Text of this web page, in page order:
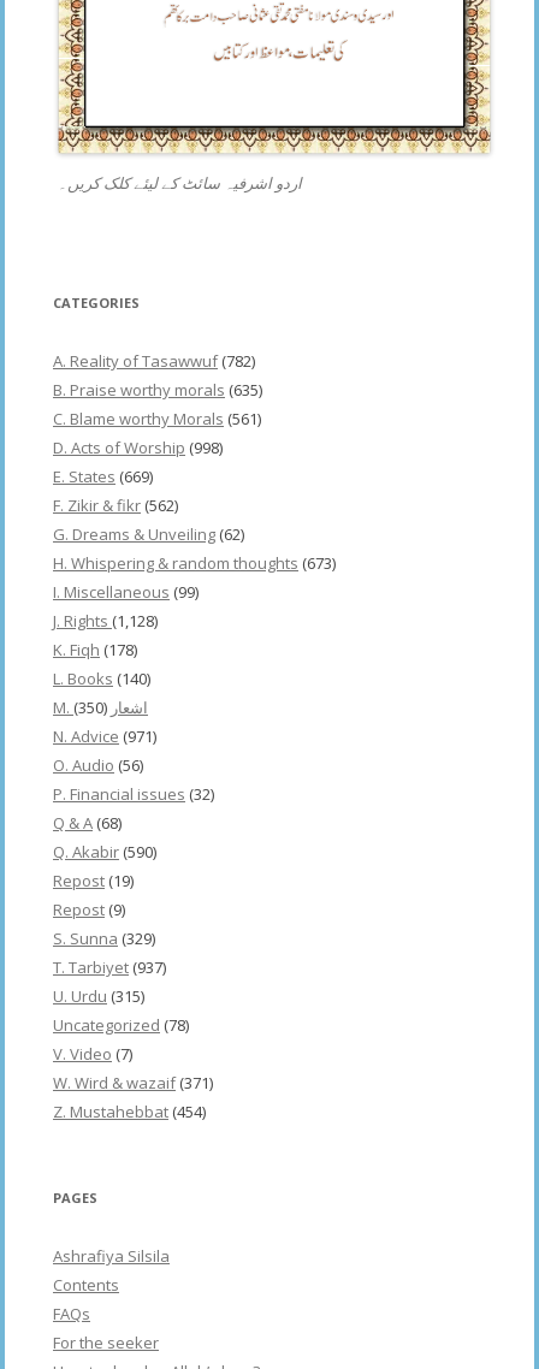
اردو اشرفیہ سائٹ کے لیئے کلک کریں۔
CATEGORIES
A. Reality of Tasawwuf(782)
B. Praise worthy morals (635)
C. Blame worthy Morals (561)
D. Acts of Worship (998)
E. States (669)
F. Zikir & fikr (562)
G. Dreams & Unveiling (62)
H. Whispering & random thoughts (673)
I. Miscellaneous (99)
J. Rights (1,128)
K. Fiqh (178)
L. Books (140)
M. اشعار (350)
N. Advice (971)
O. Audio (56)
P. Financial issues (32)
Q & A (68)
Q. Akabir (590)
Repost (19)
Repost (9)
S. Sunna (329)
T. Tarbiyet (937)
U. Urdu (315)
Uncategorized (78)
V. Video (7)
W. Wird & wazaif(371)
Z. Mustahebbat (454)
PAGES
Ashrafiya Silsila
Contents
FAQs
For the seeker